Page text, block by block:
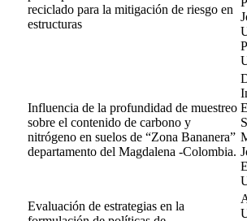
reciclado para la mitigación de riesgo en
estructuras
Influencia de la profundidad de muestreo
sobre el contenido de carbono y
nitrógeno en suelos de “Zona Bananera”
departamento del Magdalena -Colombia.
Evaluación de estrategias en la